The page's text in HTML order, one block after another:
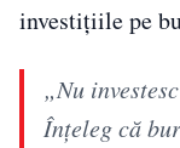
investițiile pe
„Nu
Înțeleg că